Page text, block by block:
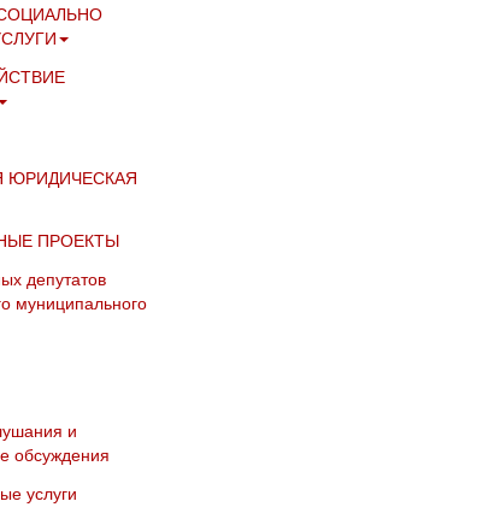
ЮРИДИЧЕСКАЯ
ПРОЕКТЫ
депутатов
муниципального
и
обсуждения
услуги